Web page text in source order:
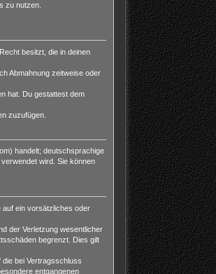
zu nutzen.
besitzt, die in deinen
Abmahnung zeitweise oder
hat. Du gestattest dem
zuzufügen.
handelt; deutschsprachige
wird. Sie können
auf ein vorsätzliches oder
der Verletzung wesentlicher
begrenzt. Dies gilt
bei Vertragsschluss
entgangenen